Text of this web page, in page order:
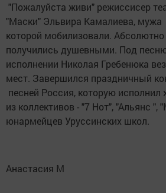
"Пожалуйста живи" режиссисер
"Маски" Эльвира Камалиева, мужа
которой мобилизовали.
получились душевными. Под
исполнении Николая Гребенюка
мест. Завершился праздничный
песней Россия, которую исполнил
из коллективов - "7 Нот", "Альянс
юнармейцев Уруссинских школ.
Анастасия М